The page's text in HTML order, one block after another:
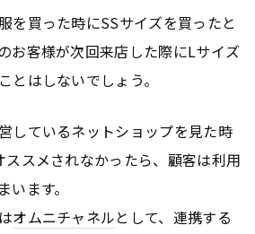
を買った時にSSサイズを買ったと
お客様が次回来店した際にLサイズ
とはしないでしょう。
しているネットショップを見た時
ススメされなかったら、顧客は利用
います。
オムニチャネルとして、連携する